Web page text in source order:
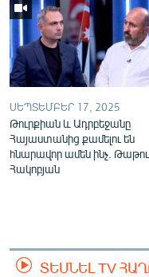
ՍԵՊՏԵՄԲԵՐ 17, 2025
Թուրքիան և Ադրբեջանը
Հայաստանից քամելու են
հնարավոր ամեն ինչ.
Հակոբյան
ՏԵՍՆԵԼ TV